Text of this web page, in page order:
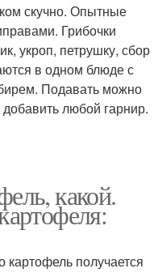
скучно. Опытные
Грибочки
укроп, петрушку, сбор
в одном блюде с
Подавать можно
любой гарнир.
какой.
получается